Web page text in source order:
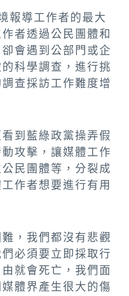
報導工作者的最大
者透過公民團體和
會遇到公部門或企
科學調查，進行挑
查採訪工作難度增
到藍綠政黨操弄假
攻擊，讓媒體工作
民團體等，分裂成
作者想要進行有用
，我們都沒有悲觀
必須要立即採取行
就會死亡，我們面
體界產生很大的傷